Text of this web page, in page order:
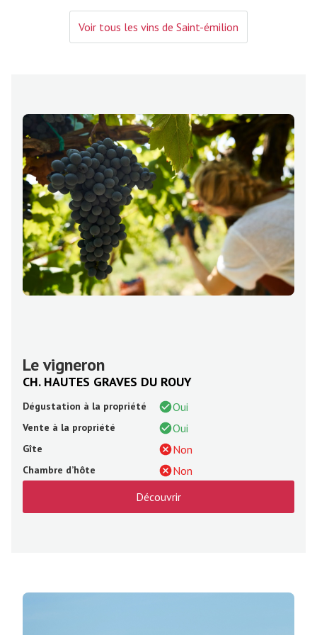
Voir tous les vins de Saint-émilion
Le vigneron
CH. HAUTES GRAVES DU ROUY
Dégustation à la propriété Oui
Vente à la propriété Oui
Gîte Non
Chambre d’hôte
Non
Découvrir